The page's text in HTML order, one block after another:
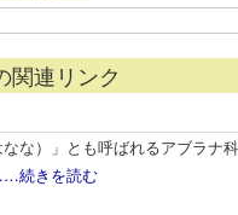
関連リンク
な）」とも呼ばれるアブラナ
続きを読む